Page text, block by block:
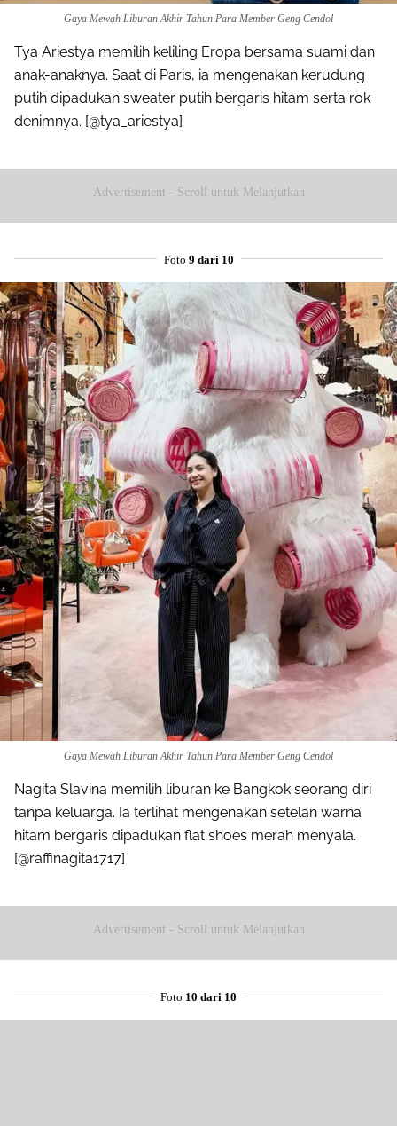
Gaya Mewah Liburan Akhir Tahun Para Member Geng Cendol
Tya Ariestya memilih keliling Eropa bersama suami dan
anak-anaknya. Saat di Paris, ia mengenakan kerudung
putih dipadukan sweater putih bergaris hitam serta rok
denimnya. [@tya_ariestya]
Advertisement - Scroll untuk Melanjutkan
Foto 9 dari 10
Gaya Mewah Liburan Akhir Tahun Para Member Geng Cendol
Nagita Slavina memilih liburan ke Bangkok seorang diri
tanpa keluarga. Ia terlihat mengenakan setelan warna
hitam bergaris dipadukan flat shoes merah menyala.
[@raffinagita1717]
Advertisement - Scroll untuk Melanjutkan
Foto 10 dari 10